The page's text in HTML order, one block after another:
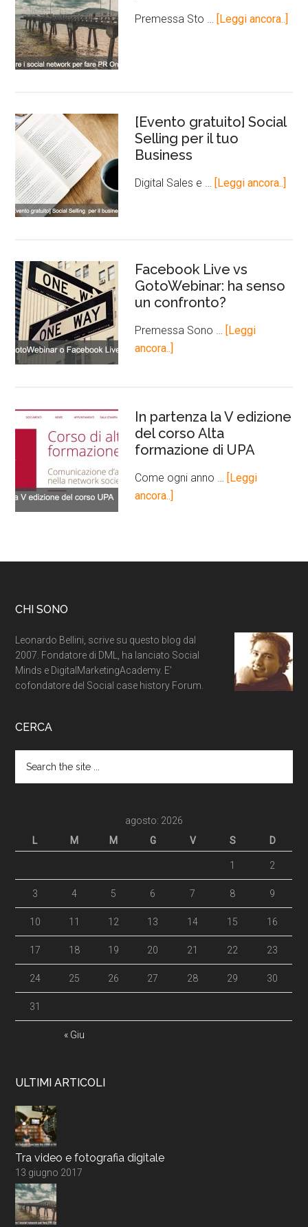
Premessa Sto … [Leggi ancora..]
[Evento gratuito] Social
Selling per il tuo
Business
Digital Sales e … [Leggi ancora..]
Facebook Live vs
GotoWebinar: ha senso
un confronto?
Premessa Sono … [Leggi
ancora..]
In partenza la V edizione
del corso Alta
formazione di UPA
Come ogni anno … [Leggi
ancora..]
CHI SONO
Leonardo Bellini, scrive su questo blog dal
2007. Fondatore di DML, ha lanciato Social
Minds e DigitalMarketingAcademy. E'
cofondatore del Social case history Forum.
CERCA
agosto: 2026
L
M M G V S D
« Giu
1 2
3 4 5 6 7 8 9
10 11 12 13 14 15 16
17 18 19 20 21 22 23
24 25 26 27 28 29 30
31
ULTIMI ARTICOLI
Tra video e fotografia digitale
13 giugno 2017